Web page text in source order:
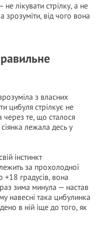
лікувати стрілку, а не
зрозуміти, від чого вона
з власних
цибуля стрілкує не
те, що сталося
лежала десь у
інстинкт
за прохолодної
+18 градусів, вона
зима минула — настав
навесні така цибулинка
в ній іще до того, як